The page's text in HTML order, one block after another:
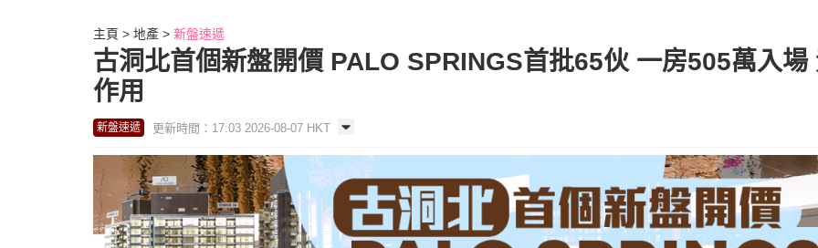
主頁 地產 新盤速遞
古洞北首個新盤開價 PALO SPRINGS首批65伙 一房505萬入
作用
新盤速遞 更新時間：17:03 2026-08-07 HKT